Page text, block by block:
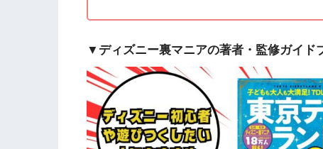
▼ディズニー裏マニアの著者・監修ガイド